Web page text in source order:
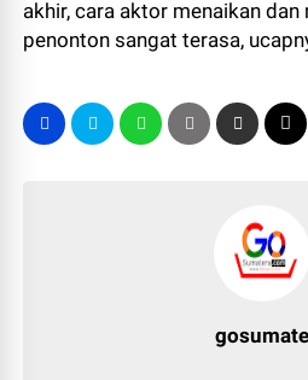
akhir, cara aktor menaikan
penonton sangat terasa,